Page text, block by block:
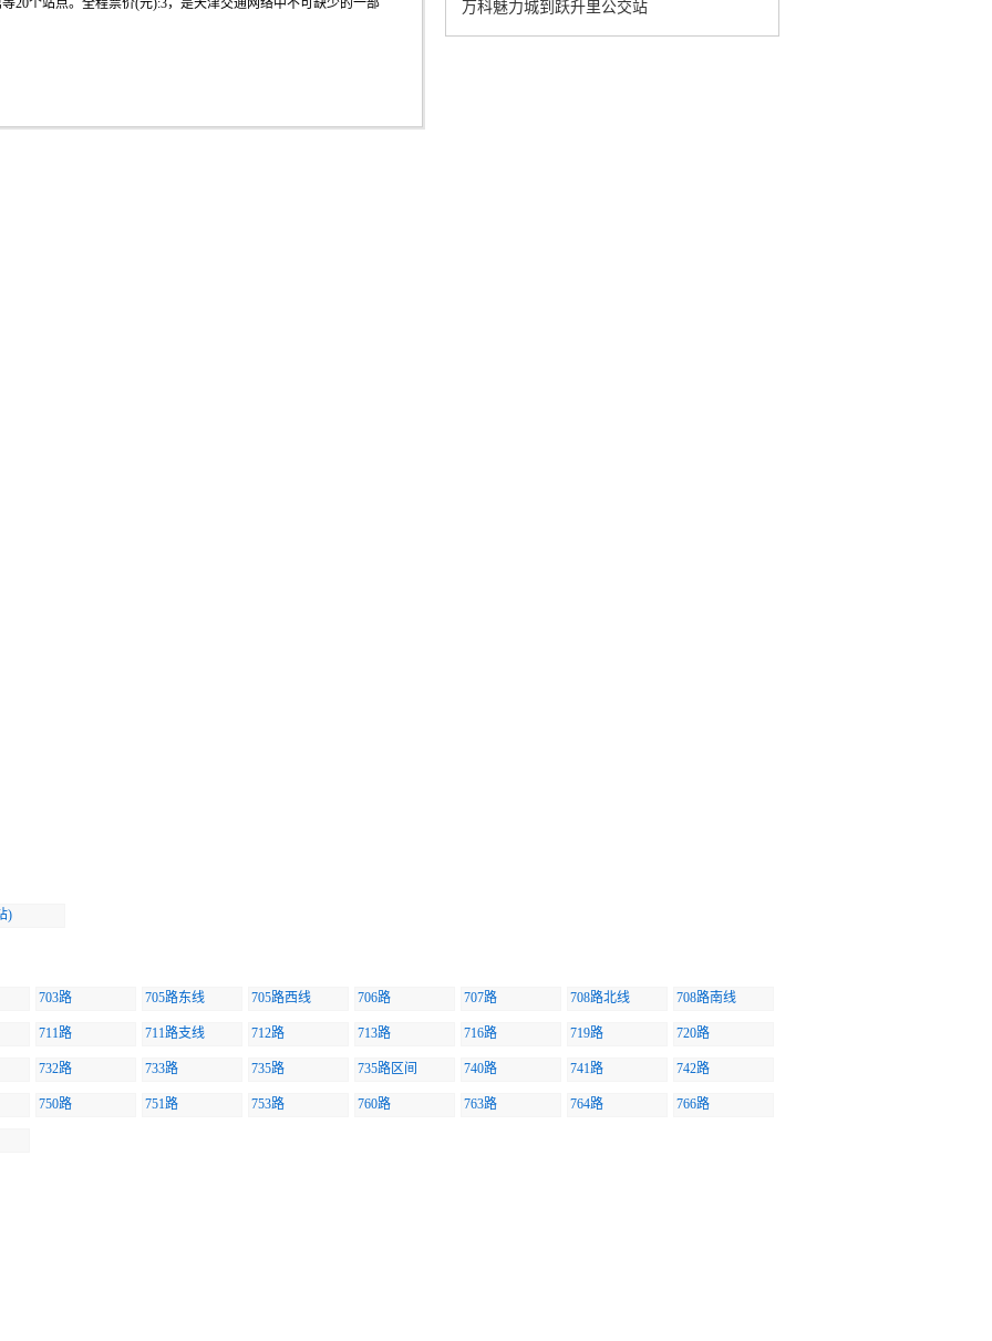
20个站点。全程票价(元):3，是天津交通网络中不可缺少的一部
万科魅力城到跃升里公交站
)
703路 705路东线 705路西线 706路 707路 708路北线 708路南线
711路 711路支线 712路 713路 716路 719路 720路
732路 733路 735路 735路区间 740路 741路 742路
750路 751路 753路 760路 763路 764路 766路